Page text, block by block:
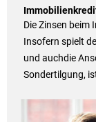
Die Zinsen
Insofern spielt
und auchdie
Sondertilgung,